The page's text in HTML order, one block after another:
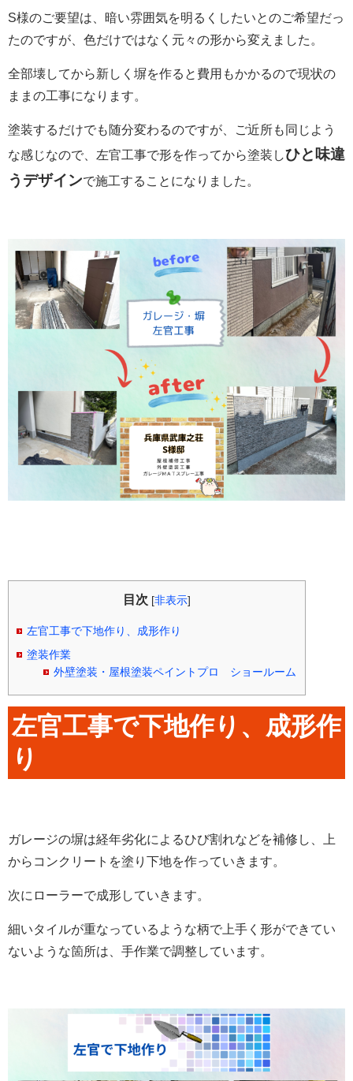
S様のご要望は、暗い雰囲気を明るくしたいとのご希望だっ
たのですが、色だけではなく元々の形から変えました。
全部壊してから新しく塀を作ると費用もかかるので現状の
ままの工事になります。
塗装するだけでも随分変わるのですが、ご近所も同じよう
な感じなので、左官工事で形を作ってから塗装しひと味違
うデザインで施工することになりました。
目次 [非表示]
左官工事で下地作り、成形作り
塗装作業
外壁塗装・屋根塗装ペイントプロ ショールーム
左官工事で下地作り、成形作
り
ガレージの塀は経年劣化によるひび割れなどを補修し、上
からコンクリートを塗り下地を作っていきます。
次にローラーで成形していきます。
細いタイルが重なっているような柄で上手く形ができてい
ないような箇所は、手作業で調整しています。